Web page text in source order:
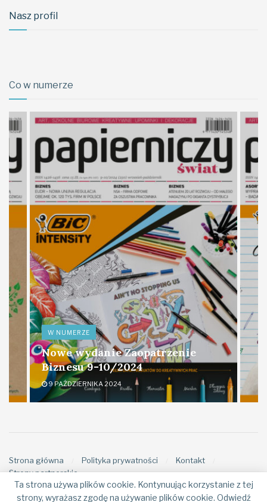
Nasz profil
Co w numerze
W NUMERZE
Nowe wydanie Zaopatrzenie
Biznesu 9-10/2024
9 PAŹDZIERNIKA 2024
Strona główna Polityka prywatności
Kontakt
Strony partnerskie
Ta strona używa plików cookie. Kontynuując korzystanie z tej
strony, wyrażasz zgodę na używanie plików cookie. Odwiedź